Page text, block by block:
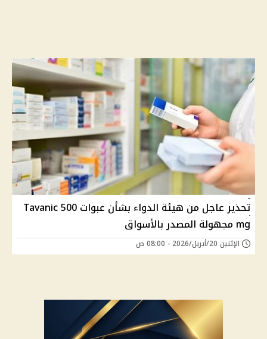
تحذير عاجل من هيئة الدواء بشأن عبوات Tavanic 500
mg مجهولة المصدر بالأسواق
الإثنين 20/أبريل/2026 - 08:00 ص